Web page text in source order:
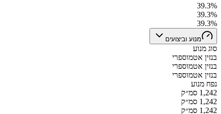
39.3%
39.3%
39.3%
מנוע וביצועים
סוג מנוע
בנזין אטמוספרי
בנזין אטמוספרי
בנזין אטמוספרי
נפח מנוע
1,242 סמ״ק
1,242 סמ״ק
1,242 סמ״ק